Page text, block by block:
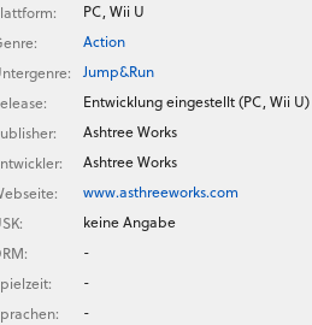
PC, Wii U
Action
Jump&Run
Entwicklung eingestellt (PC, Wii U)
Ashtree Works
Ashtree Works
www.asthreeworks.com
keine Angabe
-
-
-